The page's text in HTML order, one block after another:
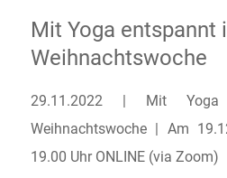
Mit Yoga entspannt
Weihnachtswoche
29.11.2022 | Mit
Weihnachtswoche | Am
19.00 Uhr ONLINE (via Zoom)